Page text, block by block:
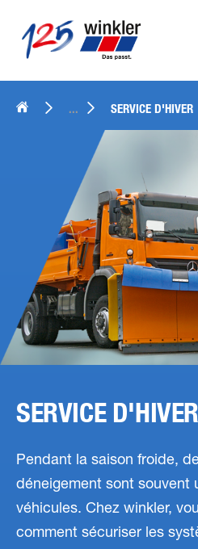
... SERVICE D'HIVER
SERVICE D'HIVER
Pendant la saison froide,
déneigement sont souvent
véhicules. Chez winkler,
comment sécuriser les